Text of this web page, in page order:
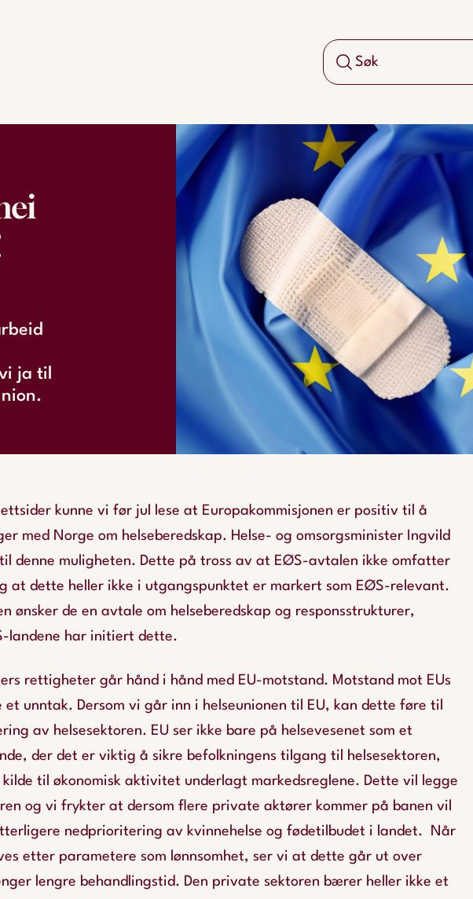
ja til
kunne vi før jul lese at Europakommisjonen er positiv til å
med Norge om helseberedskap. Helse- og omsorgsminister Ingvild
denne muligheten. Dette på tross av at EØS-avtalen ikke omfatter
at dette heller ikke i utgangspunktet er markert som EØS-relevant.
ønsker de en avtale om helseberedskap og responsstrukturer,
landene har initiert dette.
rettigheter går hånd i hånd med EU-motstand. Motstand mot EUs
et unntak. Dersom vi går inn i helseunionen til EU, kan dette føre til
av helsesektoren. EU ser ikke bare på helsevesenet som et
der det er viktig å sikre befolkningens tilgang til helsesektoren,
kilde til økonomisk aktivitet underlagt markedsreglene. Dette vil legge
og vi frykter at dersom flere private aktører kommer på banen vil
nedprioritering av kvinnehelse og fødetilbudet i landet. Når
etter parametere som lønnsomhet, ser vi at dette går ut over
lengre behandlingstid. Den private sektoren bærer heller ikke et